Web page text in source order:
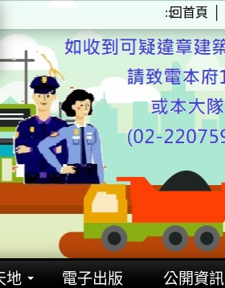
:::回首頁
地 電子出版 公開資訊